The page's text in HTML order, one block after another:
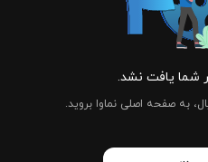
شما یافت نشد.
به صفحه اصلی نماوا بروید.